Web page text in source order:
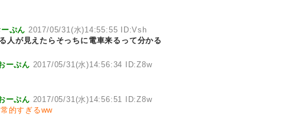
ぷん 2017/05/31(水)14:55:55 ID:Vsh
人が見えたらそっちに電車来るって分かる
ーぷん 2017/05/31(水)14:56:34 ID:Z8w
ーぷん 2017/05/31(水)14:56:51 ID:Z8w
的すぎるww